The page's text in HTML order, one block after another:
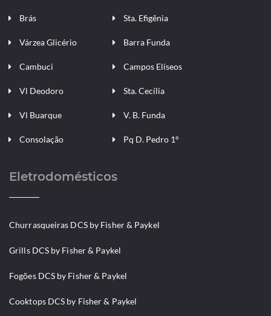
Brás
Várzea Glicério
Cambuci
Vl Deodoro
Vl Buarque
Consolação
Sta. Efigênia
Barra Funda
Campos Elíseos
Sta. Cecília
V. B. Funda
Pq D. Pedro 1°
Eletrodomésticos
Churrasqueiras DCS by Fisher & Paykel
Grills DCS by Fisher & Paykel
Fogões DCS by Fisher & Paykel
Cooktops DCS by Fisher & Paykel